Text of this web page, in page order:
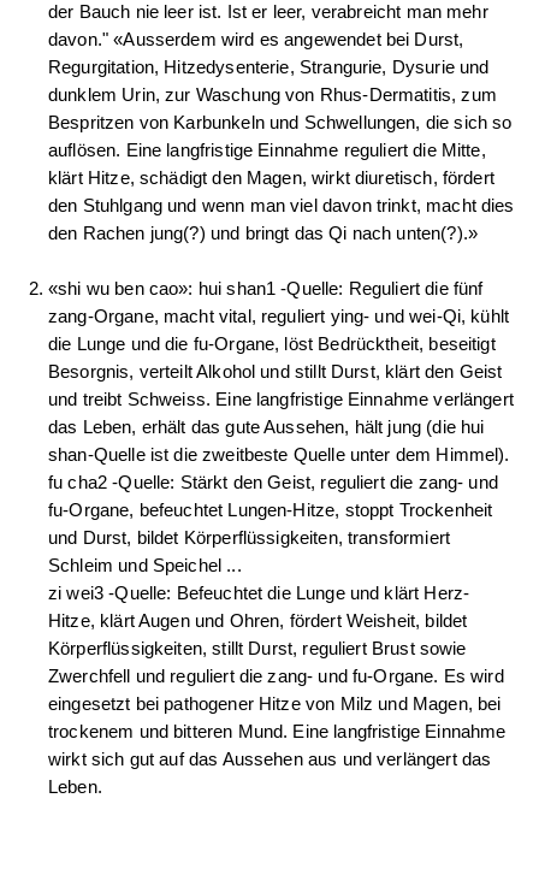
der Bauch nie leer ist. Ist er leer, verabreicht man mehr
davon." «Ausserdem wird es angewendet bei Durst,
Regurgitation, Hitzedysenterie, Strangurie, Dysurie und
dunklem Urin, zur Waschung von Rhus-Dermatitis, zum
Bespritzen von Karbunkeln und Schwellungen, die sich so
auflösen. Eine langfristige Einnahme reguliert die Mitte,
klärt Hitze, schädigt den Magen, wirkt diuretisch, fördert
den Stuhlgang und wenn man viel davon trinkt, macht dies
den Rachen jung(?) und bringt das Qi nach unten(?).»
«shi wu ben cao»: hui shan1 -Quelle: Reguliert die fünf
zang-Organe, macht vital, reguliert ying- und wei-Qi, kühlt
die Lunge und die fu-Organe, löst Bedrücktheit, beseitigt
Besorgnis, verteilt Alkohol und stillt Durst, klärt den Geist
und treibt Schweiss. Eine langfristige Einnahme verlängert
das Leben, erhält das gute Aussehen, hält jung (die hui
shan-Quelle ist die zweitbeste Quelle unter dem Himmel).
fu cha2 -Quelle: Stärkt den Geist, reguliert die zang- und
fu-Organe, befeuchtet Lungen-Hitze, stoppt Trockenheit
und Durst, bildet Körperflüssigkeiten, transformiert
Schleim und Speichel ...
zi wei3 -Quelle: Befeuchtet die Lunge und klärt Herz-
Hitze, klärt Augen und Ohren, fördert Weisheit, bildet
Körperflüssigkeiten, stillt Durst, reguliert Brust sowie
Zwerchfell und reguliert die zang- und fu-Organe. Es wird
eingesetzt bei pathogener Hitze von Milz und Magen, bei
trockenem und bitteren Mund. Eine langfristige Einnahme
wirkt sich gut auf das Aussehen aus und verlängert das
Leben.